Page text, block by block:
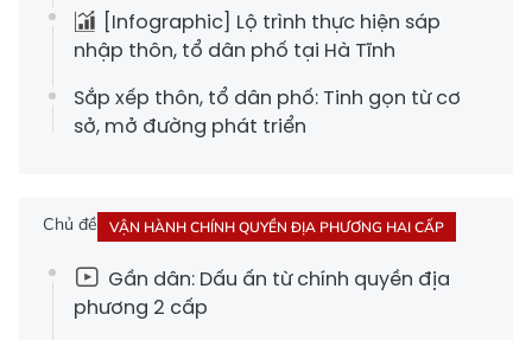
[Infographic] Lộ trình thực hiện sáp
nhập thôn, tổ dân phố tại Hà Tĩnh
Sắp xếp thôn, tổ dân phố: Tinh gọn từ cơ
sở, mở đường phát triển
Chủ đề VẬN HÀNH CHÍNH QUYỀN ĐỊA PHƯƠNG HAI CẤP
Gần dân: Dấu ấn từ chính quyền địa
phương 2 cấp